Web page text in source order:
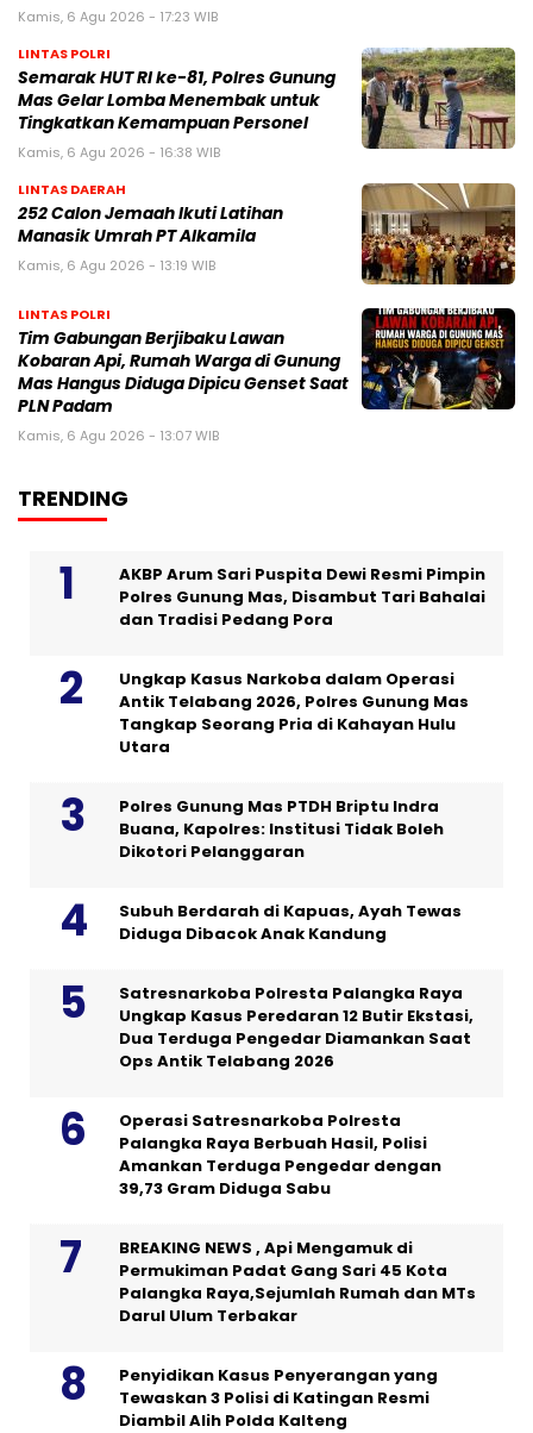
Kamis, 6 Agu 2026 - 17:23 WIB
LINTAS POLRI
Semarak HUT RI ke-81, Polres Gunung
Mas Gelar Lomba Menembak untuk
Tingkatkan Kemampuan Personel
Kamis, 6 Agu 2026 - 16:38 WIB
LINTAS DAERAH
252 Calon Jemaah Ikuti Latihan
Manasik Umrah PT Alkamila
Kamis, 6 Agu 2026 - 13:19 WIB
LINTAS POLRI
Tim Gabungan Berjibaku Lawan
Kobaran Api, Rumah Warga di Gunung
Mas Hangus Diduga Dipicu Genset Saat
PLN Padam
Kamis, 6 Agu 2026 - 13:07 WIB
TRENDING
AKBP Arum Sari Puspita Dewi Resmi Pimpin
Polres Gunung Mas, Disambut Tari Bahalai
dan Tradisi Pedang Pora
Ungkap Kasus Narkoba dalam Operasi
Antik Telabang 2026, Polres Gunung Mas
Tangkap Seorang Pria di Kahayan Hulu
Utara
Polres Gunung Mas PTDH Briptu Indra
Buana, Kapolres: Institusi Tidak Boleh
Dikotori Pelanggaran
Subuh Berdarah di Kapuas, Ayah Tewas
Diduga Dibacok Anak Kandung
Satresnarkoba Polresta Palangka Raya
Ungkap Kasus Peredaran 12 Butir Ekstasi,
Dua Terduga Pengedar Diamankan Saat
Ops Antik Telabang 2026
Operasi Satresnarkoba Polresta
Palangka Raya Berbuah Hasil, Polisi
Amankan Terduga Pengedar dengan
39,73 Gram Diduga Sabu
BREAKING NEWS , Api Mengamuk di
Permukiman Padat Gang Sari 45 Kota
Palangka Raya,Sejumlah Rumah dan MTs
Darul Ulum Terbakar
Penyidikan Kasus Penyerangan yang
Tewaskan 3 Polisi di Katingan Resmi
Diambil Alih Polda Kalteng